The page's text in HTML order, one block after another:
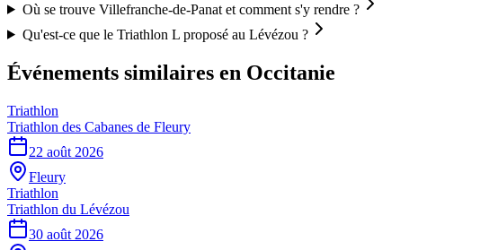
Où se trouve Villefranche-de-Panat et comment s'y rendre ?
Qu'est-ce que le Triathlon L proposé au Lévézou ?
Événements similaires en Occitanie
Triathlon
Triathlon des Cabanes de Fleury
22 août 2026
Fleury
Triathlon
Triathlon du Lévézou
30 août 2026